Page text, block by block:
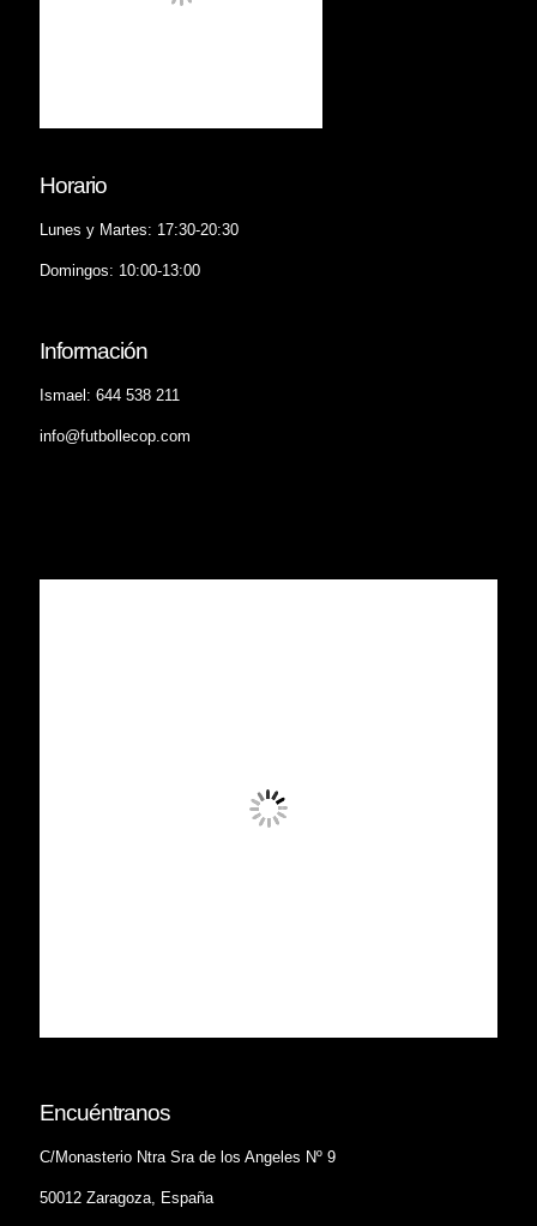
Horario
Lunes y Martes: 17:30-20:30
Domingos: 10:00-13:00
Información
Ismael: 644 538 211
info@futbollecop.com
Encuéntranos
C/Monasterio Ntra Sra de los Angeles Nº 9
50012 Zaragoza, España